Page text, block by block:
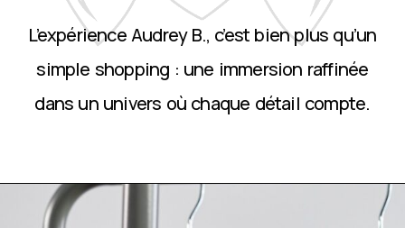
L’expérience Audrey B., c’est bien plus qu’un
simple shopping : une immersion raffinée
dans un univers où chaque détail compte.